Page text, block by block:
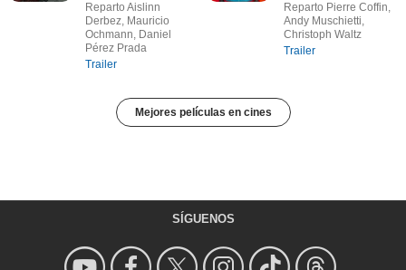
Reparto Aislinn
Derbez, Mauricio
Ochmann, Daniel
Pérez Prada
Trailer
Reparto Pierre Coffin,
Andy Muschietti,
Christoph Waltz
Trailer
Mejores películas en cines
SÍGUENOS